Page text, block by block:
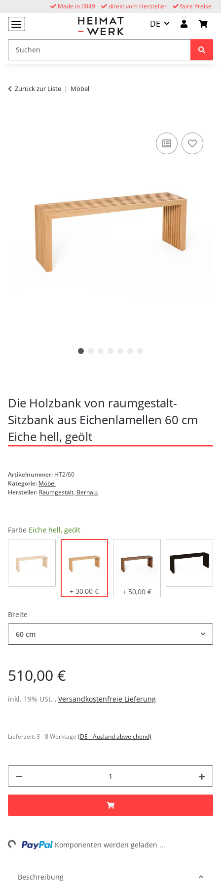
faire Preise
direkt vom Hersteller
Made in 0049
DE
Zurück zur Liste Möbel
Die Holzbank von raumgestalt-
Sitzbank aus Eichenlamellen 60 cm
Eiche hell, geölt
Artikelnummer: HT2/60
Kategorie: Möbel
Hersteller: Raumgestalt, Bernau.
Farbe Eiche hell, geölt
Eiche hell, geölt
+ 30,00 € Eiche dunkel, geölt
+ 50,00 €
Breite
60 cm
510,00 €
inkl. 19% USt. , Versandkostenfreie Lieferung
Lieferzeit:3 - 8 Werktage (DE - Ausland abweichend)
Komponenten werden geladen ...
Beschreibung